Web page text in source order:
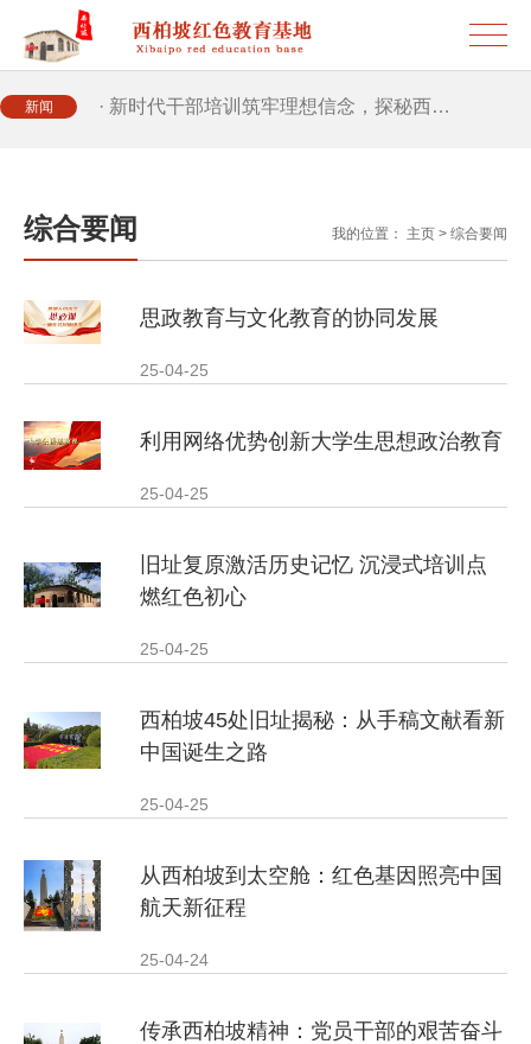
新闻
· 筑牢新时代干部信仰根基 西柏坡3招给…
· 新时代干部培训筑牢理想信念，探秘西…
综合要闻 我的位置： 主页 > 综合要闻
思政教育与文化教育的协同发展
25-04-25
利用网络优势创新大学生思想政治教育
25-04-25
旧址复原激活历史记忆 沉浸式培训点
燃红色初心
25-04-25
西柏坡45处旧址揭秘：从手稿文献看新
中国诞生之路
25-04-25
从西柏坡到太空舱：红色基因照亮中国
航天新征程
25-04-24
传承西柏坡精神：党员干部的艰苦奋斗